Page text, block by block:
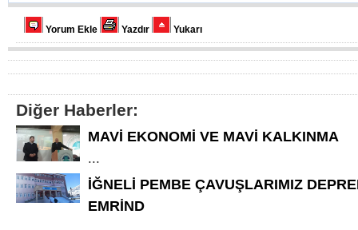
Yorum Ekle Yazdır Yukarı
Diğer Haberler:
MAVİ EKONOMİ VE MAVİ KALKINMA
...
İĞNELİ PEMBE ÇAVUŞLARIMIZ
EMRİND